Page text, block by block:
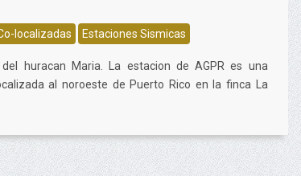
localizadas Estaciones Sismicas
huracan Maria. La estacion de AGPR es una
al noroeste de Puerto Rico en la finca La